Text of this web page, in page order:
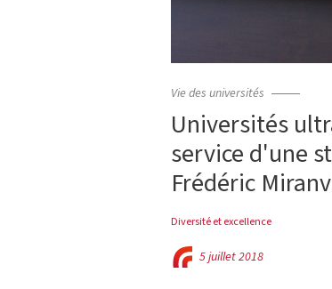
Vie des universités
Universités
service d'une
Frédéric
Diversité et excellence
5 juillet 2018